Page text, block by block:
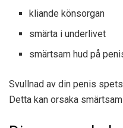
kliande könsorgan
smärta i underlivet
smärtsam hud på
Svullnad av din penis
Detta kan orsaka